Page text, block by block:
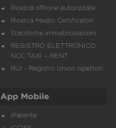
Ricerca officine autorizzate
Ricerca Medici Certificatori
Statistiche immatricolazioni
REGISTRO ELETTRONICO
NCC TAXI – RENT
RUI - Registro Unico Ispettori
App Mobile
iPatente